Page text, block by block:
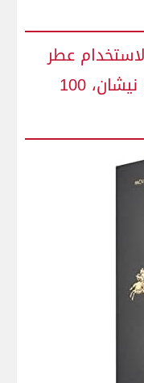
عطر
هاسيفات او دي بارفان من‌ نيشان، 100